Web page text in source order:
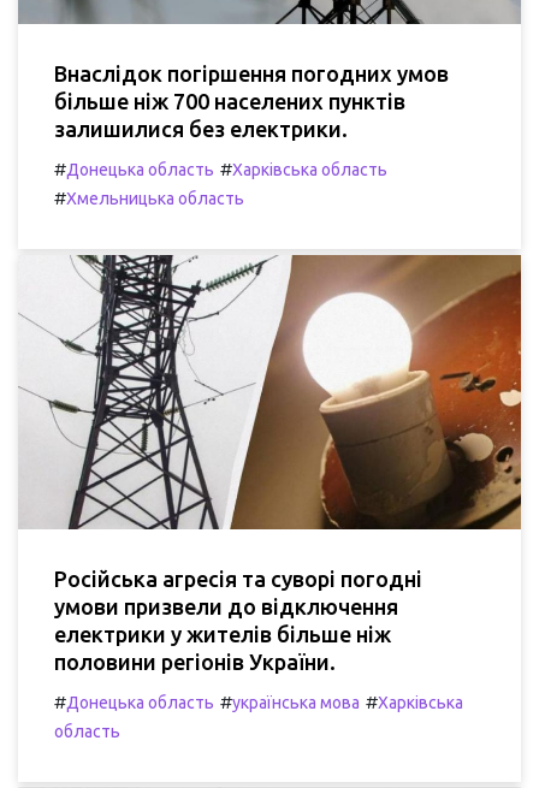
Внаслідок погіршення погодних умов
більше ніж 700 населених пунктів
залишилися без електрики.
#Донецька область #Харківська область
#Хмельницька область
Російська агресія та суворі погодні
умови призвели до відключення
електрики у жителів більше ніж
половини регіонів України.
#Донецька область #українська мова #Харківська
область